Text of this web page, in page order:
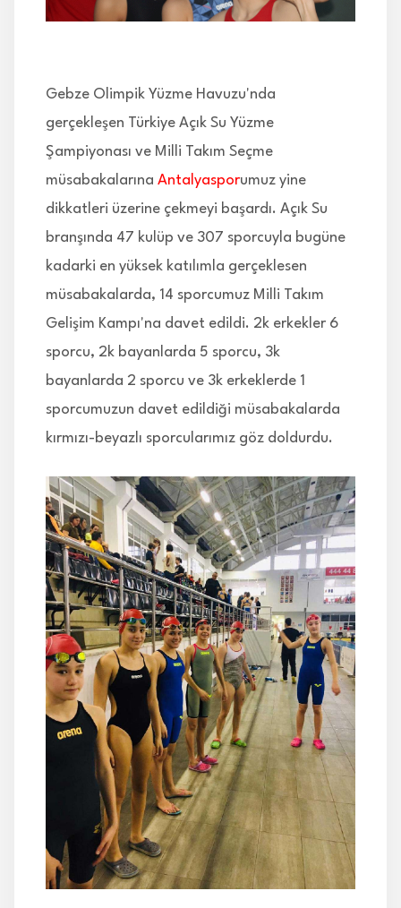
Gebze Olimpik Yüzme Havuzu'nda
gerçekleşen Türkiye Açık Su Yüzme
Şampiyonası ve Milli Takım Seçme
müsabakalarına Antalyasporumuz yine
dikkatleri üzerine çekmeyi başardı. Açık Su
branşında 47 kulüp ve 307 sporcuyla bugüne
kadarki en yüksek katılımla gerçeklesen
müsabakalarda, 14 sporcumuz Milli Takım
Gelişim Kampı'na davet edildi. 2k erkekler 6
sporcu, 2k bayanlarda 5 sporcu, 3k
bayanlarda 2 sporcu ve 3k erkeklerde 1
sporcumuzun davet edildiği müsabakalarda
kırmızı-beyazlı sporcularımız göz doldurdu.